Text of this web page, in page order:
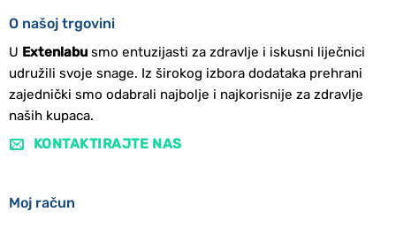
O našoj trgovini
U Extenlabusmo entuzijasti za zdravlje i iskusni liječnici
udružili svoje snage. Iz širokog izbora dodataka prehrani
zajednički smo odabrali najbolje i najkorisnije za zdravlje
naših kupaca.
KONTAKTIRAJTE NAS
Moj račun